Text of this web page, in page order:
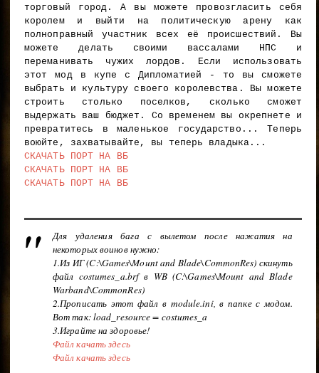
торговый город. А вы можете провозгласить себя
королем и выйти на политическую арену как
полноправный участник всех её происшествий. Вы
можете делать своими вассалами НПС и
переманивать чужих лордов. Если использовать
этот мод в купе с Дипломатией - то вы сможете
выбрать и культуру своего королевства. Вы можете
строить столько поселков, сколько сможет
выдержать ваш бюджет. Со временем вы окрепнете и
превратитесь в маленькое государство... Теперь
воюйте, захватывайте, вы теперь владыка...
СКАЧАТЬ ПОРТ НА ВБ
СКАЧАТЬ ПОРТ НА ВБ
СКАЧАТЬ ПОРТ НА ВБ
Для удаления бага с вылетом после нажатия на
некоторых воинов нужно:
1.Из ИГ (C:\Games\Mount and Blade\CommonRes) скинуть
файл costumes_a.brf в WB (C:\Games\Mount and Blade
Warband\CommonRes)
2.Прописать этот файл в module.ini, в папке с модом.
Вот так: load_resource = costumes_a
3.Играйте на здоровье!
Файл качать здесь
Файл качать здесь